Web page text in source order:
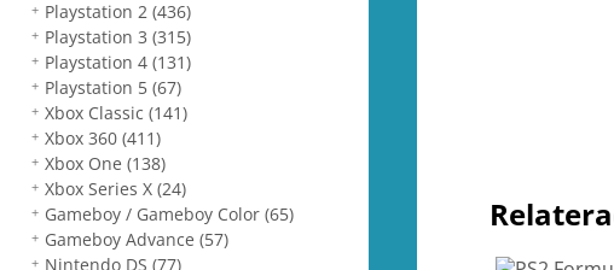
Playstation 2(436)
Playstation 3(315)
Playstation 4(131)
Playstation 5(67)
Xbox Classic(141)
Xbox 360(411)
Xbox One(138)
Xbox Series X(24)
Gameboy / Gameboy Color(65)
Gameboy Advance(57)
Nintendo DS(77)